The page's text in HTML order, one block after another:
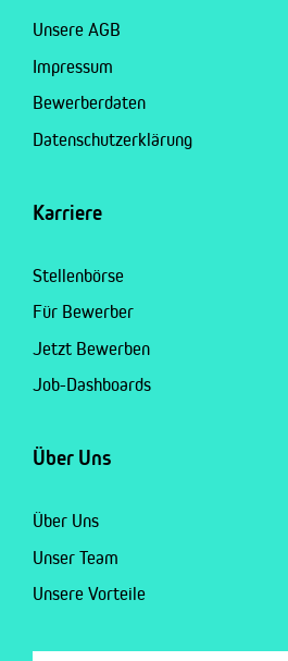
Unsere AGB
Impressum
Bewerberdaten
Datenschutzerklärung
Karriere
Stellenbörse
Für Bewerber
Jetzt Bewerben
Job-Dashboards
Über Uns
Über Uns
Unser Team
Unsere Vorteile